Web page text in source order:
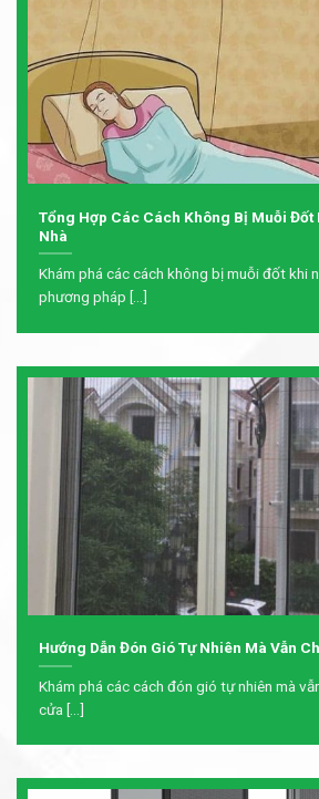
Tổng Hợp Các Cách Không Bị Muỗi Đốt
Nhà
Khám phá các cách không bị muỗi đốt khi
phương pháp [...]
Hướng Dẫn Đón Gió Tự Nhiên Mà Vẫn
Khám phá các cách đón gió tự nhiên mà
cửa [...]